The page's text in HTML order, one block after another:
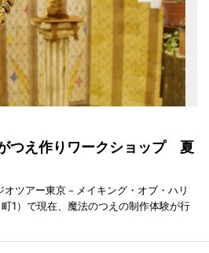
つえ作りワークショップ 夏
オツアー東京－メイキング・オブ・ハリ
1）で現在、魔法のつえの制作体験が行